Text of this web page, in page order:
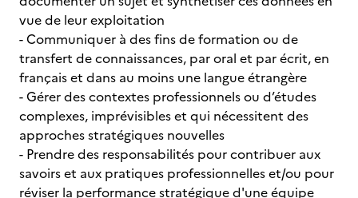
vue de leur exploitation
- Communiquer à des fins de formation ou de
transfert de connaissances, par oral et par écrit, en
français et dans au moins une langue étrangère
- Gérer des contextes professionnels ou d’études
complexes, imprévisibles et qui nécessitent des
approches stratégiques nouvelles
- Prendre des responsabilités pour contribuer aux
savoirs et aux pratiques professionnelles et/ou pour
réviser la performance stratégique d'une équipe